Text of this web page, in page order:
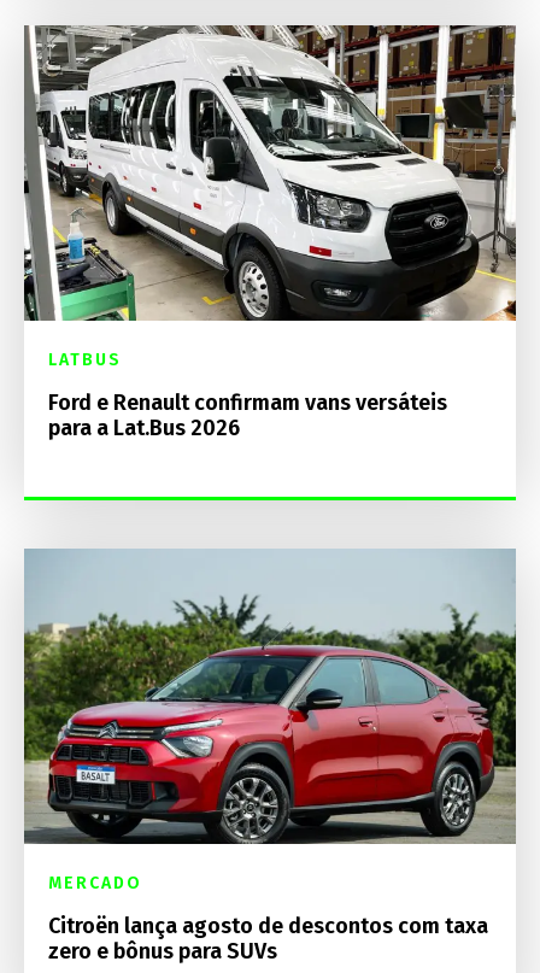
LATBUS
Ford e Renault confirmam vans versáteis
para a Lat.Bus 2026
MERCADO
Citroën lança agosto de descontos com taxa
zero e bônus para SUVs